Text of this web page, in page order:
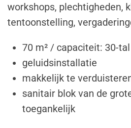
workshops, plechtigheden,
tentoonstelling,
70 m² / capaciteit: 30-
geluidsinstallatie
makkelijk te
sanitair blok van de
toegankelijk